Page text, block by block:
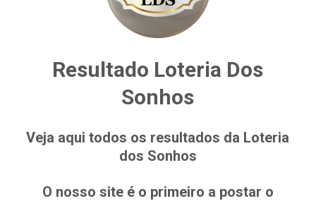
Resultado Loteria Dos
Sonhos
Veja aqui todos os resultados da Loteria
dos Sonhos
O nosso site é o primeiro a postar o